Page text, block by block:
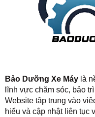
Bảo Dưỡng Xe Máylà
lĩnh vực chăm sóc, bảo
Website tập trung vào
hiểu và cập nhật liên tục